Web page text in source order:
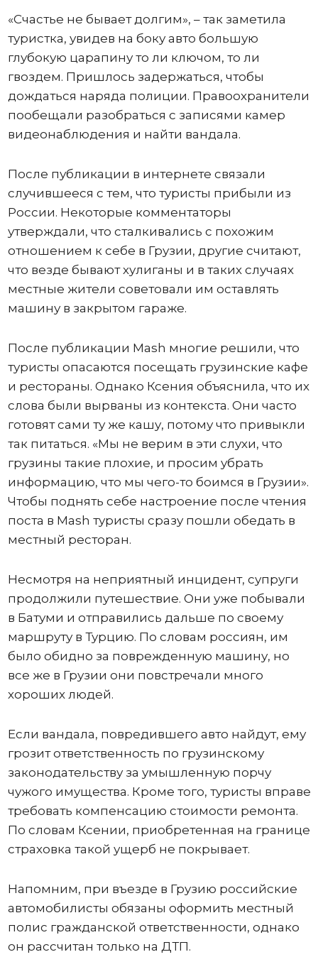
«Счастье не бывает долгим», – так заметила
туристка, увидев на боку авто большую
глубокую царапину то ли ключом, то ли
гвоздем. Пришлось задержаться, чтобы
дождаться наряда полиции. Правоохранители
пообещали разобраться с записями камер
видеонаблюдения и найти вандала.
После публикации в интернете связали
случившееся с тем, что туристы прибыли из
России. Некоторые комментаторы
утверждали, что сталкивались с похожим
отношением к себе в Грузии, другие считают,
что везде бывают хулиганы и в таких случаях
местные жители советовали им оставлять
машину в закрытом гараже.
После публикации Mash многие решили, что
туристы опасаются посещать грузинские кафе
и рестораны. Однако Ксения объяснила, что их
слова были вырваны из контекста. Они часто
готовят сами ту же кашу, потому что привыкли
так питаться. «Мы не верим в эти слухи, что
грузины такие плохие, и просим убрать
информацию, что мы чего-то боимся в Грузии».
Чтобы поднять себе настроение после чтения
поста в Mash туристы сразу пошли обедать в
местный ресторан.
Несмотря на неприятный инцидент, супруги
продолжили путешествие. Они уже побывали
в Батуми и отправились дальше по своему
маршруту в Турцию. По словам россиян, им
было обидно за поврежденную машину, но
все же в Грузии они повстречали много
хороших людей.
Если вандала, повредившего авто найдут, ему
грозит ответственность по грузинскому
законодательству за умышленную порчу
чужого имущества. Кроме того, туристы вправе
требовать компенсацию стоимости ремонта.
По словам Ксении, приобретенная на границе
страховка такой ущерб не покрывает.
Напомним, при въезде в Грузию российские
автомобилисты обязаны оформить местный
полис гражданской ответственности, однако
он рассчитан только на ДТП.